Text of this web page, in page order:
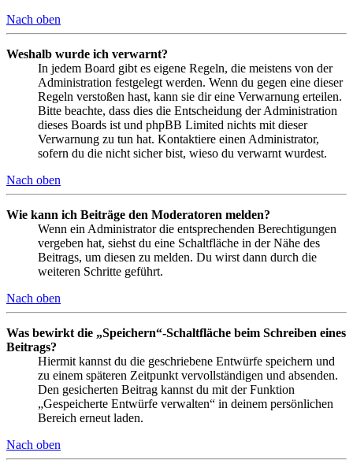
Nach oben
Weshalb wurde ich verwarnt?
In jedem Board gibt es eigene Regeln, die meistens von der
Administration festgelegt werden. Wenn du gegen eine dieser
Regeln verstoßen hast, kann sie dir eine Verwarnung erteilen.
Bitte beachte, dass dies die Entscheidung der Administration
dieses Boards ist und phpBB Limited nichts mit dieser
Verwarnung zu tun hat. Kontaktiere einen Administrator,
sofern du die nicht sicher bist, wieso du verwarnt wurdest.
Nach oben
Wie kann ich Beiträge den Moderatoren melden?
Wenn ein Administrator die entsprechenden Berechtigungen
vergeben hat, siehst du eine Schaltfläche in der Nähe des
Beitrags, um diesen zu melden. Du wirst dann durch die
weiteren Schritte geführt.
Nach oben
Was bewirkt die „Speichern“-Schaltfläche beim Schreiben eines
Beitrags?
Hiermit kannst du die geschriebene Entwürfe speichern und
zu einem späteren Zeitpunkt vervollständigen und absenden.
Den gesicherten Beitrag kannst du mit der Funktion
„Gespeicherte Entwürfe verwalten“ in deinem persönlichen
Bereich erneut laden.
Nach oben